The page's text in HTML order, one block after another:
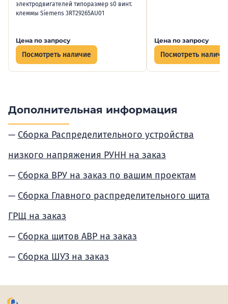
электродвигателей типоразмер s0 винт.
клеммы Siemens 3RT29265AU01
Цена по запросу
Посмотреть наличие
Цена по запросу
Посмотреть
Дополнительная информация
Сборка Распределительного устройства
низкого напряжения РУНН на заказ
Сборка ВРУ на заказ по вашим проектам
Сборка Главного распределительного щита
ГРЩ на заказ
Сборка щитов АВР на заказ
Сборка ШУЗ на заказ